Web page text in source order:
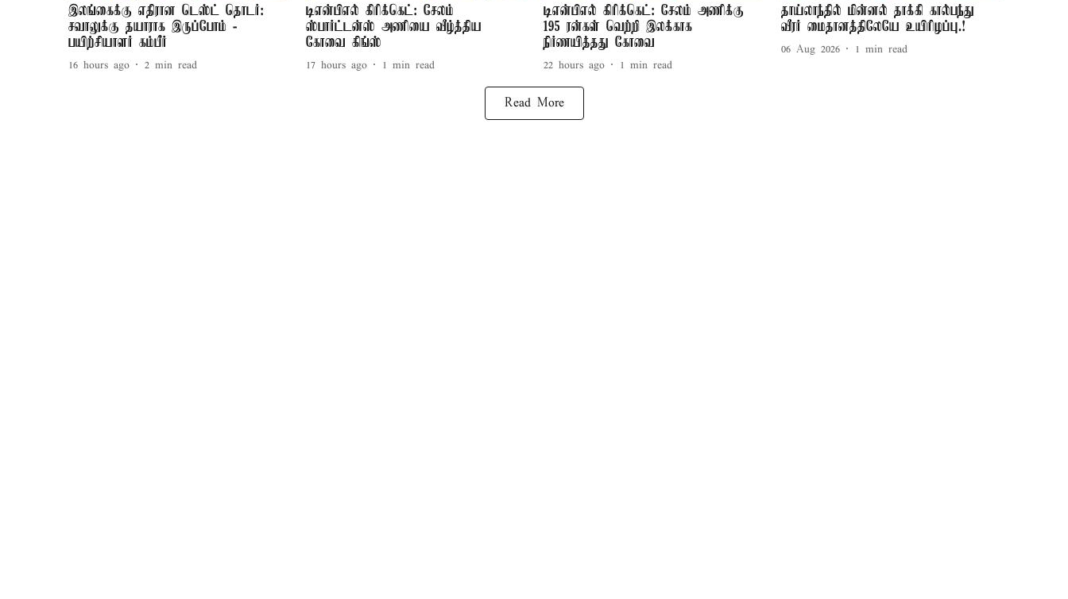
இலங்கைக்கு எதிரான டெஸ்ட் தொடர்:
சவாலுக்கு தயாராக இருப்போம் -
பயிற்சியாளர் கம்பீர்
16 hours ago 2 min read
டிஎன்பிஎல் கிரிக்கெட்: சேலம்
ஸ்பார்ட்டன்ஸ் அணியை வீழ்த்திய
கோவை கிங்ஸ்
17 hours ago 1 min read
டிஎன்பிஎல் கிரிக்கெட்: சேலம் அணிக்கு
195 ரன்கள் வெற்றி இலக்காக
நிர்ணயித்தது கோவை
22 hours ago 1 min read
தாய்லாந்தில் மின்னல் தாக்கி கால்பந்து
வீரர் மைதானத்திலேயே உயிரிழப்பு.!
06 Aug 2026 1 min read
Read More